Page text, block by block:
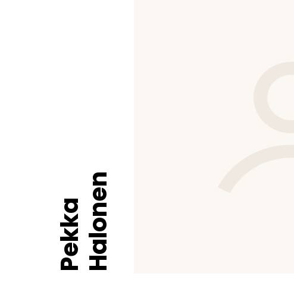
PekkaHalonen